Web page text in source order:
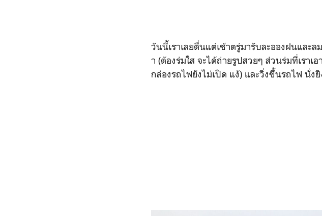
วันนี้เราเลยตื่นแต่เช้าตรู่มารับละอองฝนและ
า (ต้องร่มใส จะได้ถ่ายรูปสวยๆ ส่วนร่มที่เราเ
กล่องรถไฟยังไม่เปิด แง้) และวิ่งขึ้นรถไฟ นั่ง